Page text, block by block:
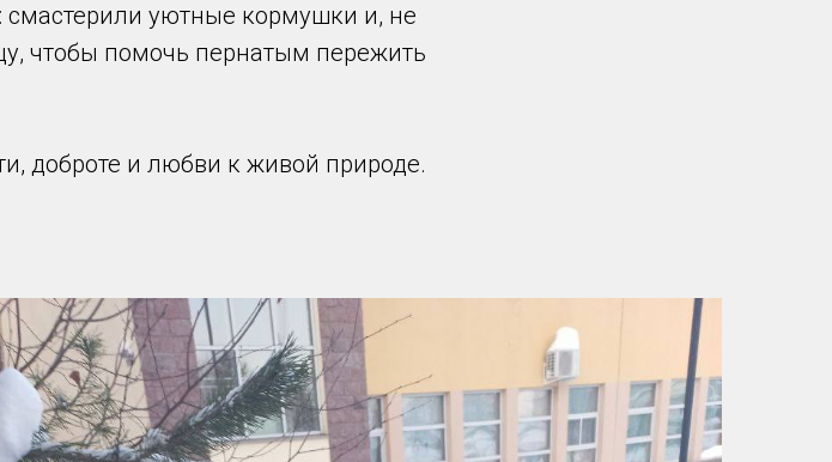
смастерили уютные кормушки и, не
чтобы помочь пернатым пережить
доброте и любви к живой природе.